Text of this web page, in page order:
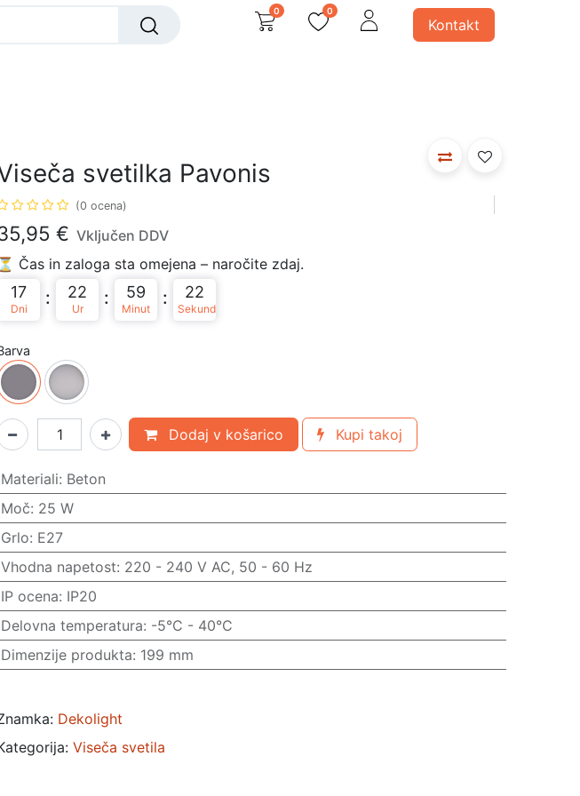
0 0
Kontakt
svetilka Pavonis
(0 ocena)
€ Vključen DDV
⏳ Čas in zaloga sta omejena – naročite zdaj.
17
Dni
: 22
Ur
: 59
Minut
: 22
Sekund
Dodaj v košarico Kupi takoj
Materiali: Beton
Moč: 25 W
Grlo: E27
Vhodna napetost: 220 - 240 V AC, 50 - 60 Hz
IP ocena: IP20
Delovna temperatura: -5°C - 40°C
Dimenzije produkta: 199 mm
Dekolight
Viseča svetila